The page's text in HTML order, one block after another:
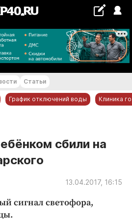
+16...+17 °С
Статьи
График отключений воды Клиника
сбили на
13.04.2017, 16:15
сигнал светофора,